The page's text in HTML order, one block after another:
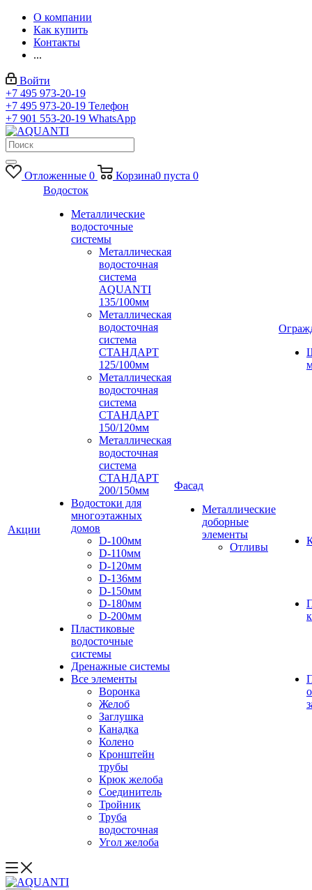
О компании
Как купить
Контакты
...
Войти
+7 495 973-20-19
+7 495 973-20-19 Телефон
+7 901 553-20-19 WhatsApp
Отложенные 0 Корзина0 пуста 0
Акции
Водосток
Металлические
водосточные
системы
Металлическая
водосточная
система
AQUANTI
135/100мм
Металлическая
водосточная
система
СТАНДАРТ
125/100мм
Металлическая
водосточная
система
СТАНДАРТ
150/120мм
Металлическая
водосточная
система
СТАНДАРТ
200/150мм
Водостоки для
многоэтажных
домов
D-100мм
D-110мм
D-120мм
D-136мм
D-150мм
D-180мм
D-200мм
Пластиковые
водосточные
системы
Дренажные системы
Все элементы
Воронка
Желоб
Заглушка
Канадка
Колено
Кронштейн
трубы
Крюк желоба
Соединитель
Тройник
Труба
водосточная
Угол желоба
Фасад
Металлические
доборные
элементы
Отливы